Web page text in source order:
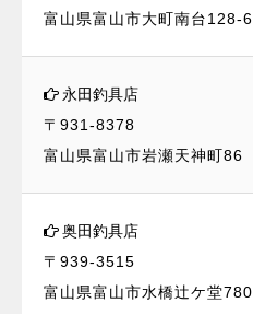
富山県富山市大町南台128-6
永田釣具店
〒931-8378
富山県富山市岩瀬天神町86
奥田釣具店
〒939-3515
富山県富山市水橋辻ケ堂780